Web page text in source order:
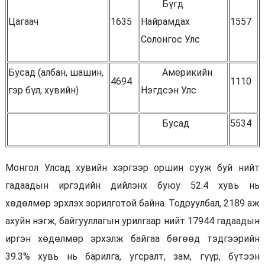
Цагаач 1635
Бүгд
Найрамдах
Солонгос Улс
1557
Бусад (албан, шашин,
гэр бүл, хувийн)
4694
Америкийн
Нэгдсэн Улс
1110
Бусад 5534
Монгол Улсад хувийн хэргээр оршин сууж буй нийт
гадаадын иргэдийн дийлэнх буюу 52.4 хувь нь
хөдөлмөр эрхлэх зорилготой байна. Тодруулбал, 2189 аж
ахуйн нэгж, байгууллагын урилгаар нийт 17944 гадаадын
иргэн хөдөлмөр эрхэлж байгаа бөгөөд тэдгээрийн
39.3% хувь нь барилга, угсралт, зам, гүүр, бүтээн